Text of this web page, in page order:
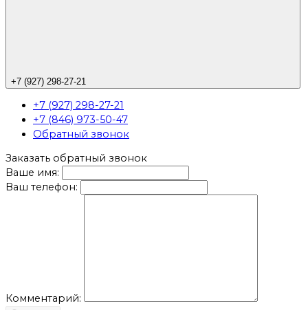
+7 (927) 298-27-21
+7 (927) 298-27-21
+7 (846) 973-50-47
Обратный звонок
Заказать обратный звонок
Ваше имя:
Ваш телефон:
Комментарий: